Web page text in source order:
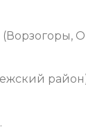
район)